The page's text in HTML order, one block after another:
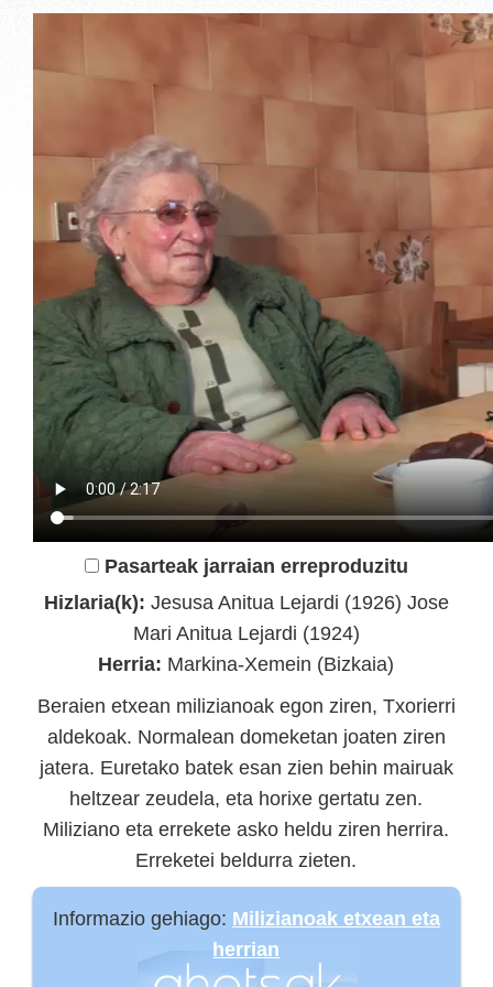
Pasarteak jarraian erreproduzitu
Hizlaria(k): Jesusa Anitua Lejardi (1926) Jose
Mari Anitua Lejardi (1924)
Herria: Markina-Xemein (Bizkaia)
Beraien etxean milizianoak egon ziren, Txorierri
aldekoak. Normalean domeketan joaten ziren
jatera. Euretako batek esan zien behin mairuak
heltzear zeudela, eta horixe gertatu zen.
Miliziano eta errekete asko heldu ziren herrira.
Erreketei beldurra zieten.
Informazio gehiago: Milizianoak etxean eta
herrian